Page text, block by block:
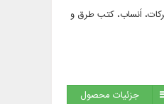
مشترکات، اَنساب، کتب طرق و
جزئیات محصول